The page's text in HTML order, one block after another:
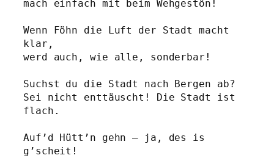
mach einfach mit beim Wehgestön!
Wenn Föhn die Luft der Stadt macht
klar,
werd auch, wie alle, sonderbar!
Suchst du die Stadt nach Bergen ab?
Sei nicht enttäuscht! Die Stadt ist
flach.
Auf’d Hütt’n gehn – ja, des is
g’scheit!